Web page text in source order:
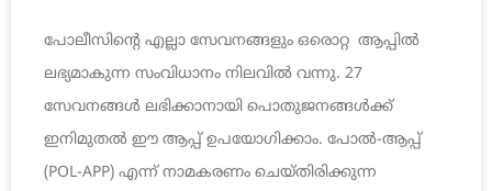
പോലീസിന്‍റെ എല്ലാ സേവനങ്ങളും ഒരൊറ്റ ആപ്പില്‍
ലഭ്യമാകുന്ന സംവിധാനം നിലവില്‍ വന്നു. 27
സേവനങ്ങള്‍ ലഭിക്കാനായി പൊതുജനങ്ങള്‍ക്ക്
ഇനിമുതല്‍ ഈ ആപ്പ് ഉപയോഗിക്കാം. പോല്‍-ആപ്പ്
(POL-APP) എന്ന് നാമകരണം ചെയ്തിരിക്കുന്ന